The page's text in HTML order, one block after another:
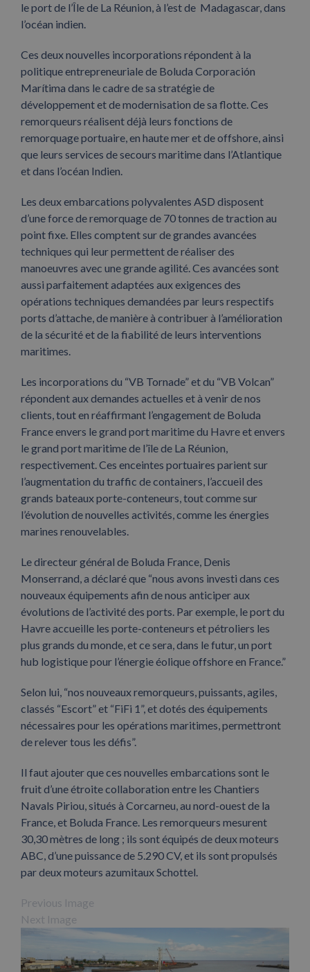
le port de l’Île de La Réunion, à l’est de Madagascar, dans
l’océan indien.
Ces deux nouvelles incorporations répondent à la
politique entrepreneuriale de Boluda Corporación
Marítima dans le cadre de sa stratégie de
développement et de modernisation de sa flotte. Ces
remorqueurs réalisent déjà leurs fonctions de
remorquage portuaire, en haute mer et de offshore, ainsi
que leurs services de secours maritime dans l’Atlantique
et dans l’océan Indien.
Les deux embarcations polyvalentes ASD disposent
d’une force de remorquage de 70 tonnes de traction au
point fixe. Elles comptent sur de grandes avancées
techniques qui leur permettent de réaliser des
manoeuvres avec une grande agilité. Ces avancées sont
aussi parfaitement adaptées aux exigences des
opérations techniques demandées par leurs respectifs
ports d’attache, de manière à contribuer à l’amélioration
de la sécurité et de la fiabilité de leurs interventions
maritimes.
Les incorporations du “VB Tornade” et du “VB Volcan”
répondent aux demandes actuelles et à venir de nos
clients, tout en réaffirmant l’engagement de Boluda
France envers le grand port maritime du Havre et envers
le grand port maritime de l’île de La Réunion,
respectivement. Ces enceintes portuaires parient sur
l’augmentation du traffic de containers, l’accueil des
grands bateaux porte-conteneurs, tout comme sur
l’évolution de nouvelles activités, comme les énergies
marines renouvelables.
Le directeur général de Boluda France, Denis
Monserrand, a déclaré que “nous avons investi dans ces
nouveaux équipements afin de nous anticiper aux
évolutions de l’activité des ports. Par exemple, le port du
Havre accueille les porte-conteneurs et pétroliers les
plus grands du monde, et ce sera, dans le futur, un port
hub logistique pour l’énergie éolique offshore en France.”
Selon lui, “nos nouveaux remorqueurs, puissants, agiles,
classés “Escort” et “FiFi 1”, et dotés des équipements
nécessaires pour les opérations maritimes, permettront
de relever tous les défis”.
Il faut ajouter que ces nouvelles embarcations sont le
fruit d’une étroite collaboration entre les Chantiers
Navals Piriou, situés à Corcarneu, au nord-ouest de la
France, et Boluda France. Les remorqueurs mesurent
30,30 mètres de long ; ils sont équipés de deux moteurs
ABC, d’une puissance de 5.290 CV, et ils sont propulsés
par deux moteurs azumitaux Schottel.
Previous Image
Next Image